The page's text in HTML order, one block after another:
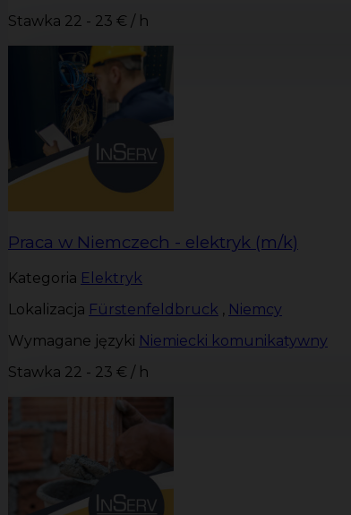
Stawka 22 - 23 € / h
Praca w Niemczech - elektryk (m/k)
Kategoria Elektryk
Lokalizacja Fürstenfeldbruck , Niemcy
Wymagane języki Niemiecki komunikatywny
Stawka 22 - 23 € / h